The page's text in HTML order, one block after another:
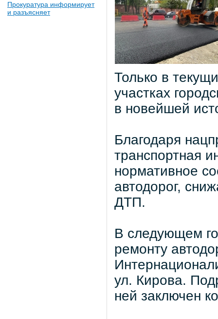
Прокуратура информирует
и разъясняет
Только в
участках
в новейшей
Благодаря
транспортная
нормативное
автодорог,
ДТП.
В следующем
ремонту
ул. Кирова.
ней заключен